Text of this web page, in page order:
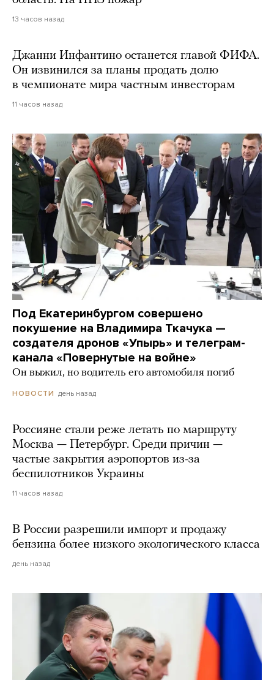
13 часов назад
Джанни Инфантино останется главой ФИФА.
Он извинился за планы продать долю
в чемпионате мира частным инвесторам
11 часов назад
Под Екатеринбургом совершено
покушение на Владимира Ткачука —
создателя дронов «Упырь» и телеграм-
канала «Повернутые на войне»
Он выжил, но водитель его автомобиля погиб
НОВОСТИ день назад
Россияне стали реже летать по маршруту
Москва — Петербург. Среди причин —
частые закрытия аэропортов из-за
беспилотников Украины
11 часов назад
В России разрешили импорт и продажу
бензина более низкого экологического класса
день назад